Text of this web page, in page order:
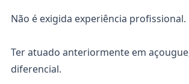
Não é exigida experiência profissional.
Ter atuado anteriormente em
diferencial.